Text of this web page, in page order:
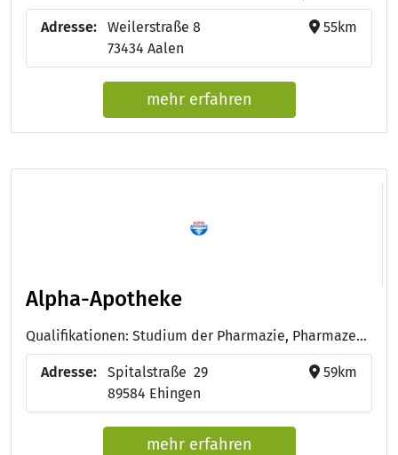
Adresse:
Weilerstraße 8
73434 Aalen
55km
mehr erfahren
Alpha-Apotheke
Qualifikationen: Studium der Pharmazie, Pharmazeutisch-technische/r Assistent/in - PTA
Adresse:
Spitalstraße 29
89584 Ehingen
59km
mehr erfahren